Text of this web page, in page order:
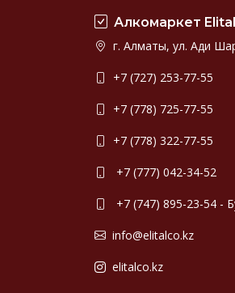
Алкомаркет
г. Алматы, ул. Ади
+7 (727) 253-77-55
+7 (778) 725-77-55
+7 (778) 322-77-55
+7 (777) 042-34-52
+7 (747) 895-23-54 -
info@elitalco.kz
elitalco.kz